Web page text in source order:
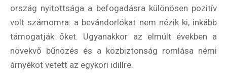
ország nyitottsága a befogadásra különösen pozitív
volt számomra: a bevándorlókat nem nézik ki, inkább
támogatják őket. Ugyanakkor az elmúlt években a
növekvő bűnözés és a közbiztonság romlása némi
árnyékot vetett az egykori idillre.